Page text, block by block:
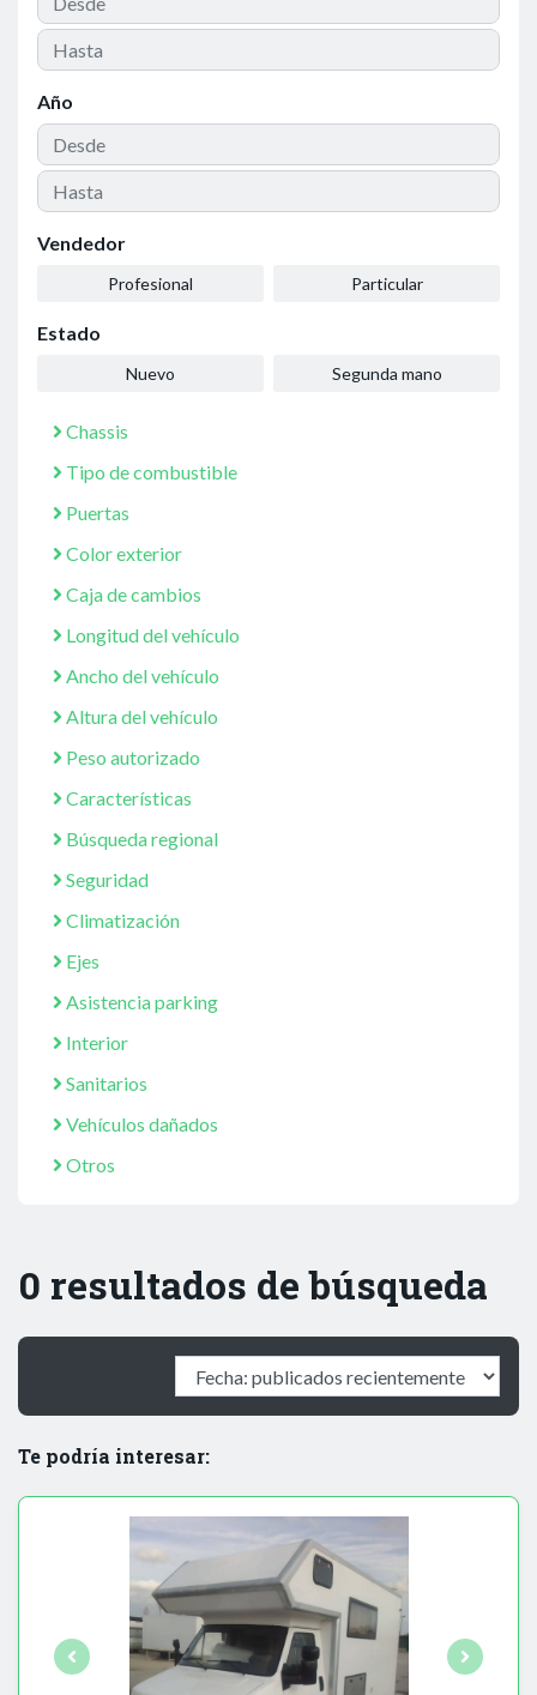
Año
Vendedor
Profesional Particular
Estado
Nuevo Segunda mano
Chassis
Tipo de combustible
Puertas
Color exterior
Caja de cambios
Longitud del vehículo
Ancho del vehículo
Altura del vehículo
Peso autorizado
Características
Búsqueda regional
Seguridad
Climatización
Ejes
Asistencia parking
Interior
Sanitarios
Vehículos dañados
Otros
0 resultados de búsqueda
Te podría interesar: